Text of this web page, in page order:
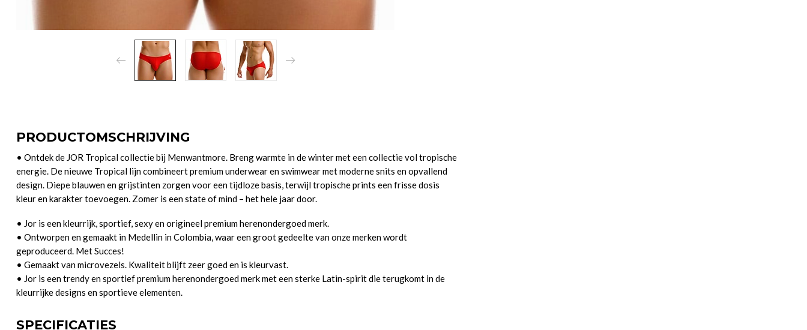
PRODUCTOMSCHRIJVING
• Ontdek de JOR Tropical collectie bij Menwantmore. Breng warmte in de winter met een collectie vol tropische
energie. De nieuwe Tropical lijn combineert premium underwear en swimwear met moderne snits en opvallend
design. Diepe blauwen en grijstinten zorgen voor een tijdloze basis, terwijl tropische prints een frisse dosis
kleur en karakter toevoegen. Zomer is een state of mind – het hele jaar door.
• Jor is een kleurrijk, sportief, sexy en origineel premium herenondergoed merk.
• Ontworpen en gemaakt in Medellin in Colombia, waar een groot gedeelte van onze merken wordt
geproduceerd. Met Succes!
• Gemaakt van microvezels. Kwaliteit blijft zeer goed en is kleurvast.
• Jor is een trendy en sportief premium herenondergoed merk met een sterke Latin-spirit die terugkomt in de
kleurrijke designs en sportieve elementen.
SPECIFICATIES